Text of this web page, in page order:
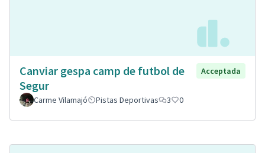
Canviar gespa camp de futbol de
Segur
Acceptada
Carme Vilamajó Pistas Deportivas 3 0